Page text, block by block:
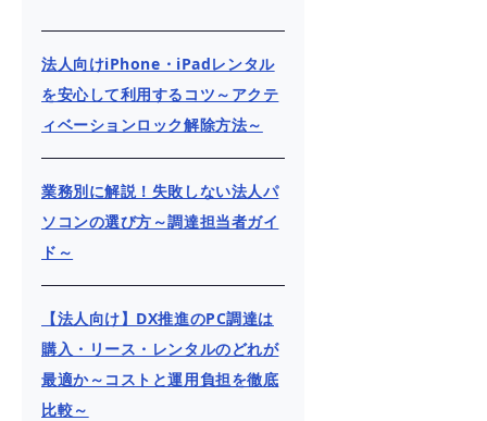
法人向けiPhone・iPadレンタル
を安心して利用するコツ～アクテ
ィベーションロック解除方法～
業務別に解説！失敗しない法人パ
ソコンの選び方～調達担当者ガイ
ド～
【法人向け】DX推進のPC調達は
購入・リース・レンタルのどれが
最適か～コストと運用負担を徹底
比較～